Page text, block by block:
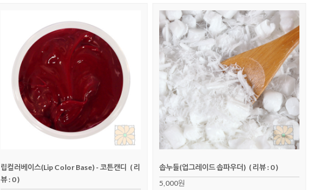
립컬러베이스(Lip Color Base) - 코튼캔디 ( 리
뷰 : 0 )
솝누들(업그레이드 솝파우더) ( 리뷰 : 0 )
5,000원